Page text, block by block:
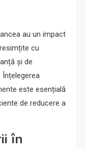
au un impact
cu
și de
Înțelegerea
este esențială
de reducere a
în